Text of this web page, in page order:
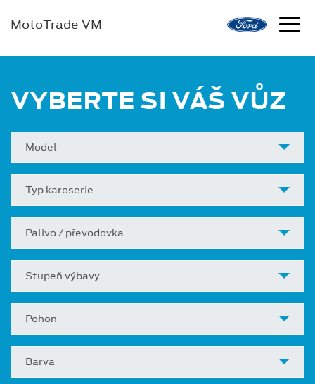
MotoTrade VM
VYBERTE SI VÁŠ VŮZ
Model
Typ karoserie
Palivo / převodovka
Stupeň výbavy
Pohon
Barva